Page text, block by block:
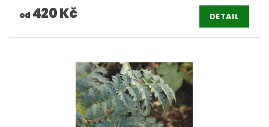
od 420 Kč DETAIL